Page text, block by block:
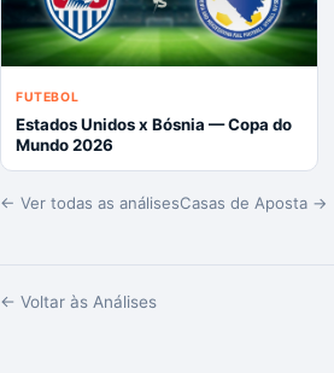
FUTEBOL
Estados Unidos x Bósnia — Copa do
Mundo 2026
← Ver todas as análisesCasas de Aposta →
← Voltar às Análises